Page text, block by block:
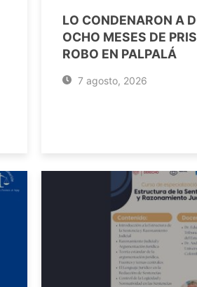
LO CONDENARON A
OCHO MESES DE
ROBO EN PALPALÁ
7 agosto, 2026